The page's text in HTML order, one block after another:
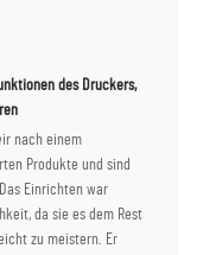
des Druckers,
nach einem
Produkte und sind
Einrichten war
da sie es dem Rest
zu meistern. Er